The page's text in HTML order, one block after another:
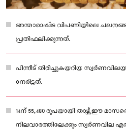
അന്താരാഷ്ട്ര വിപണിയിലെ
പ്രതിഫലിക്കുന്നത്.
പിന്നീട് തിരിച്ചുകയറിയ
നേരിട്ടത്.
14ന് 55,480 രൂപയായി താഴ്ന്ന് ഈ
നിലവാരത്തിലേക്കും സ്വര്‍ണവില